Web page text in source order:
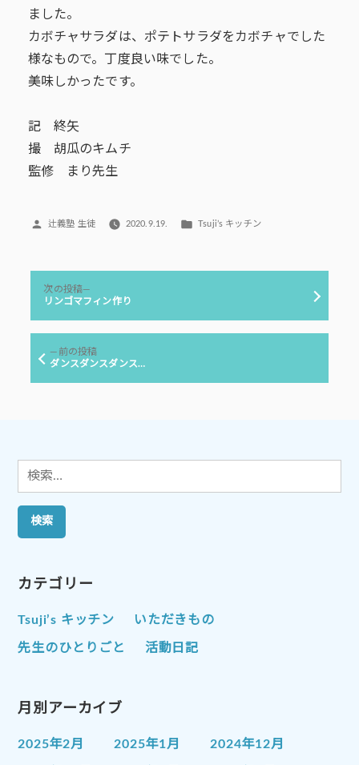
ました。
カボチャサラダは、ポテトサラダをカボチャでした
様なもので。丁度良い味でした。
美味しかったです。
記 終矢
撮 胡瓜のキムチ
監修 まり先生
投
辻義塾 生徒 2020.9.19.
カ
リ
Tsuji’s キッチン
ナ
ー
前の投稿前
の
ダンスダンスダンス…
次の投稿
の
リンゴマフィン作り
検
索:
カテゴリー
Tsuji’s キッチン いただきもの
先生のひとりごと 活動日記
月別アーカイブ
2025年2月 2025年1月 2024年12月